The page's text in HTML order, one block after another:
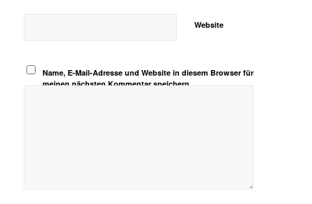
Website
Name, E-Mail-Adresse und Website in diesem Browser für
meinen nächsten Kommentar speichern.